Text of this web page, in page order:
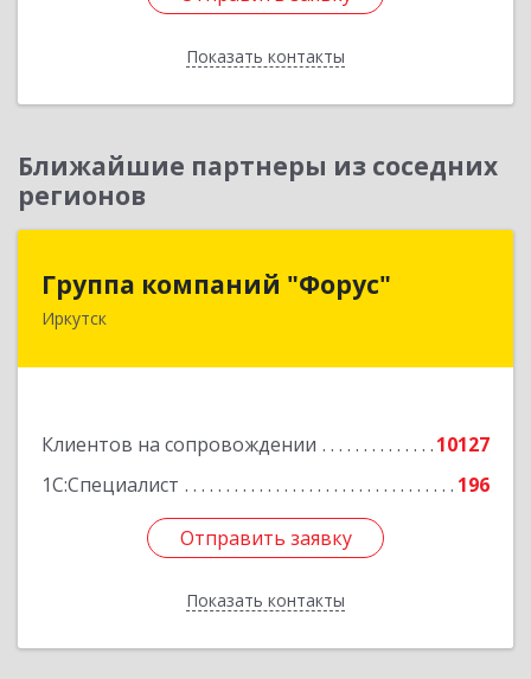
Показать контакты
Назад
Ближайшие партнеры из соседних
регионов
Группа компаний "Форус"
Иркутск
Клиентов на сопровождении
10127
1С:Специалист
196
Отправить заявку
Показать контакты
Группа компаний "Форус"
664007, Иркутская обл, Иркутск г, Ямская ул,
Отправить заявку
Назад